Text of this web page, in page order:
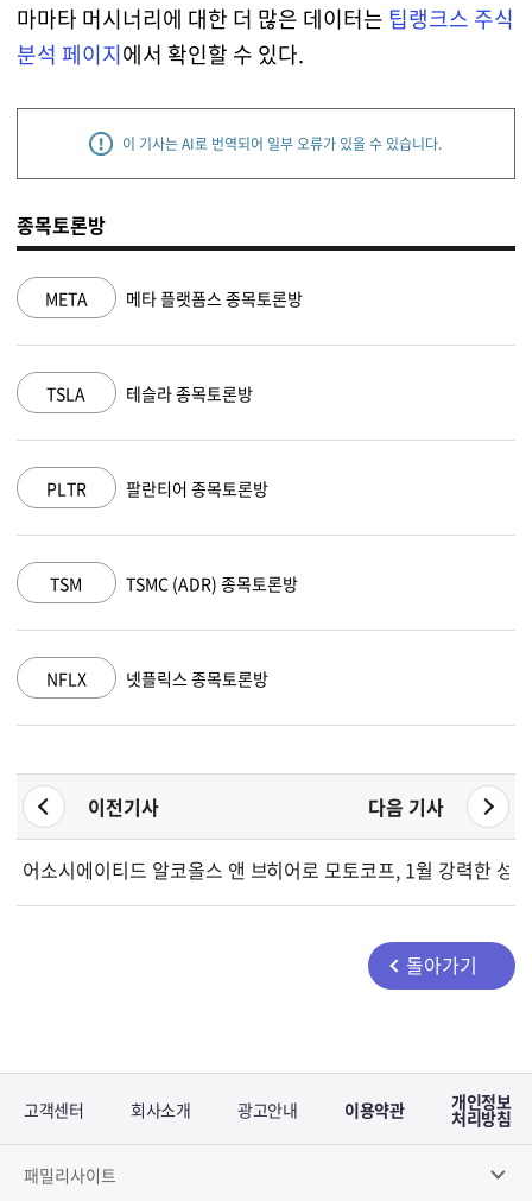
마마타 머시너리에 대한 더 많은 데이터는 팁랭크스 주식
분석 페이지에서 확인할 수 있다.
이 기사는 AI로 번역되어 일부 오류가 있을 수 있습니다.
종목토론방
META 메타 플랫폼스 종목토론방
TSLA 테슬라 종목토론방
PLTR 팔란티어 종목토론방
TSM TSMC (ADR) 종목토론방
NFLX 넷플릭스 종목토론방
이전기사 다음 기사
어소시에이티드 알코올스 앤 브루어리스, 2월 5일 2026회계연
히어로 모토코프, 1월 강력한 성
돌아가기
고객센터 회사소개 광고안내 이용약관 개인정보
처리방침
패밀리사이트